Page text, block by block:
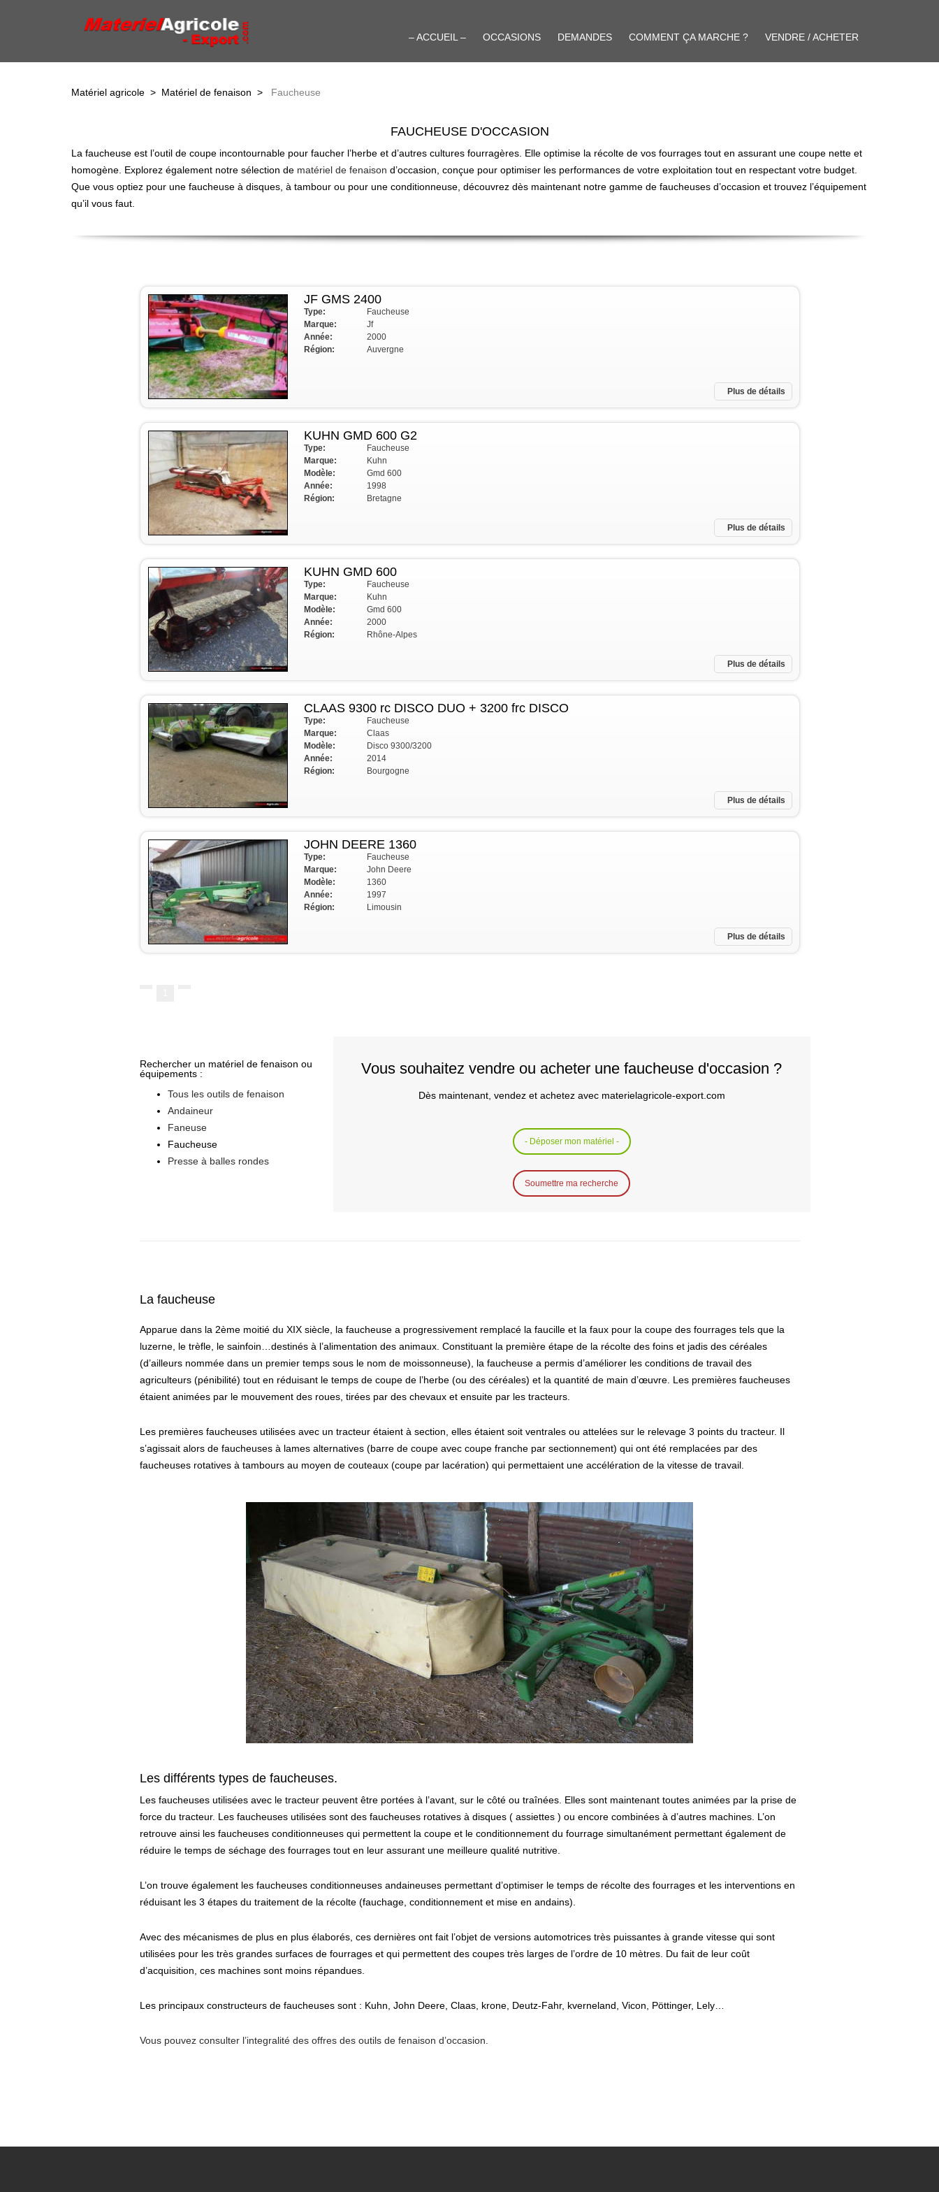
– ACCUEIL – OCCASIONS DEMANDES COMMENT ÇA MARCHE ? VENDRE / ACHETER
Matériel agricole > Matériel de fenaison > Faucheuse
FAUCHEUSE D'OCCASION
La faucheuse est l’outil de coupe incontournable pour faucher l’herbe et d’autres cultures fourragères. Elle optimise la récolte de vos fourrages tout en assurant une coupe nette et
homogène. Explorez également notre sélection de matériel de fenaison d’occasion, conçue pour optimiser les performances de votre exploitation tout en respectant votre budget.
Que vous optiez pour une faucheuse à disques, à tambour ou pour une conditionneuse, découvrez dès maintenant notre gamme de faucheuses d’occasion et trouvez l’équipement
qu’il vous faut.
JF GMS 2400
Type:
Faucheuse
Marque:
Jf
Année:
2000
Région:
Auvergne
Plus de détails
KUHN GMD 600 G2
Type:
Faucheuse
Marque:
Kuhn
Modèle:
Gmd 600
Année:
1998
Région:
Bretagne
Plus de détails
KUHN GMD 600
Type:
Faucheuse
Marque:
Kuhn
Modèle:
Gmd 600
Année:
2000
Région:
Rhône-Alpes
Plus de détails
CLAAS 9300 rc DISCO DUO + 3200 frc DISCO
Type:
Faucheuse
Marque:
Claas
Modèle:
Disco 9300/3200
Année:
2014
Région:
Bourgogne
Plus de détails
JOHN DEERE 1360
Type:
Faucheuse
Marque:
John Deere
Modèle:
1360
Année:
1997
Région:
Limousin
Plus de détails
Rechercher un matériel de fenaison ou
équipements :
Tous les outils de fenaison
Andaineur
Faneuse
Faucheuse
Presse à balles rondes
Vous souhaitez vendre ou acheter une faucheuse d'occasion ?
Dès maintenant, vendez et achetez avec materielagricole-export.com
- Déposer mon matériel -
Soumettre ma recherche
La faucheuse
Apparue dans la 2ème moitié du XIX siècle, la faucheuse a progressivement remplacé la faucille et la faux pour la coupe des fourrages tels que la
luzerne, le trèfle, le sainfoin…destinés à l’alimentation des animaux. Constituant la première étape de la récolte des foins et jadis des céréales
(d’ailleurs nommée dans un premier temps sous le nom de moissonneuse), la faucheuse a permis d’améliorer les conditions de travail des
agriculteurs (pénibilité) tout en réduisant le temps de coupe de l’herbe (ou des céréales) et la quantité de main d’œuvre. Les premières faucheuses
étaient animées par le mouvement des roues, tirées par des chevaux et ensuite par les tracteurs.
Les premières faucheuses utilisées avec un tracteur étaient à section, elles étaient soit ventrales ou attelées sur le relevage 3 points du tracteur. Il
s’agissait alors de faucheuses à lames alternatives (barre de coupe avec coupe franche par sectionnement) qui ont été remplacées par des
faucheuses rotatives à tambours au moyen de couteaux (coupe par lacération) qui permettaient une accélération de la vitesse de travail.
Les différents types de faucheuses.
Les faucheuses utilisées avec le tracteur peuvent être portées à l’avant, sur le côté ou traînées. Elles sont maintenant toutes animées par la prise de
force du tracteur. Les faucheuses utilisées sont des faucheuses rotatives à disques ( assiettes ) ou encore combinées à d’autres machines. L’on
retrouve ainsi les faucheuses conditionneuses qui permettent la coupe et le conditionnement du fourrage simultanément permettant également de
réduire le temps de séchage des fourrages tout en leur assurant une meilleure qualité nutritive.
L’on trouve également les faucheuses conditionneuses andaineuses permettant d’optimiser le temps de récolte des fourrages et les interventions en
réduisant les 3 étapes du traitement de la récolte (fauchage, conditionnement et mise en andains).
Avec des mécanismes de plus en plus élaborés, ces dernières ont fait l’objet de versions automotrices très puissantes à grande vitesse qui sont
utilisées pour les très grandes surfaces de fourrages et qui permettent des coupes très larges de l’ordre de 10 mètres. Du fait de leur coût
d’acquisition, ces machines sont moins répandues.
Les principaux constructeurs de faucheuses sont : Kuhn, John Deere, Claas, krone, Deutz-Fahr, kverneland, Vicon, Pöttinger, Lely…
Vous pouvez consulter l’integralité des offres des outils de fenaison d’occasion.